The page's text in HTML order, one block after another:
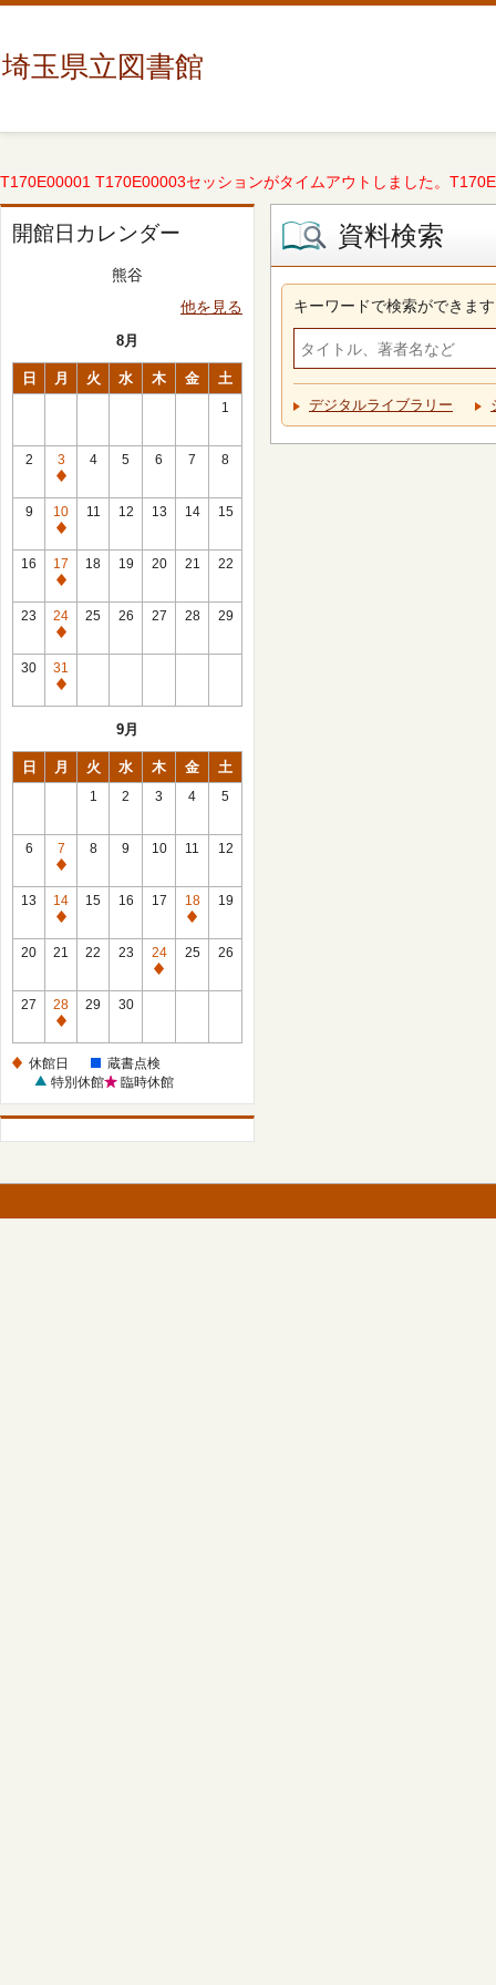
埼玉県立図書館
T170E00001 T170E00003セッションがタイムアウトしました。
開館日カレンダー
熊谷
他を見る
8月
日 月 火 水 木 金 土
1
2
3
休
館
日
4 5 6 7 8
9
10
休
館
日
11 12 13 14 15
16
17
休
館
日
18 19 20 21 22
23
24
休
館
日
25 26 27 28 29
30
31
休
9月
日 月 火 水 木 金 土
1 2 3 4 5
6
7
休
館
日
8 9 10 11 12
13
14
休
館
15 16 17
18
休
館
19
20 21 22 23
24
休
25 26
27
28
休
日
29 30
休館日
蔵書点検
特別休館
臨時休館
資料検索
キーワードで検索ができます
デジタルライブラリー